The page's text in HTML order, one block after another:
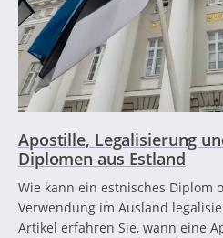
Apostille, Legalisierung
Diplomen aus Estland
Wie kann ein estnisches Diplom
Verwendung im Ausland
Artikel erfahren Sie, wann eine